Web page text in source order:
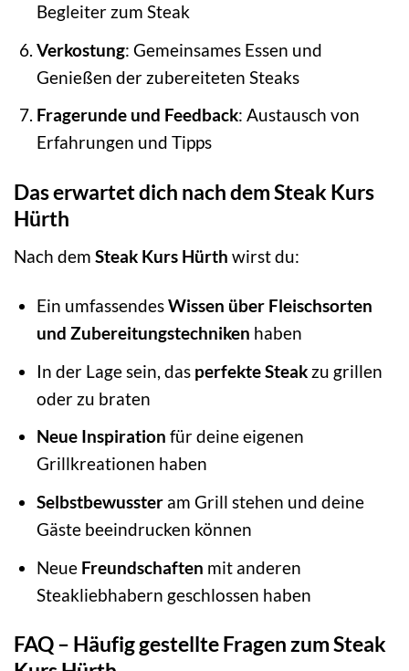
Begleiter zum Steak
Verkostung: Gemeinsames Essen und
Genießen der zubereiteten Steaks
Fragerunde und Feedback: Austausch von
Erfahrungen und Tipps
Das erwartet dich nach dem Steak Kurs
Hürth
Nach dem Steak Kurs Hürth wirst du:
Ein umfassendesWissen über Fleischsorten
und Zubereitungstechniken haben
In der Lage sein, das perfekte Steakzu grillen
oder zu braten
Neue Inspiration für deine eigenen
Grillkreationen haben
Selbstbewussteram Grill stehen und deine
Gäste beeindrucken können
Neue Freundschaften mit anderen
Steakliebhabern geschlossen haben
FAQ – Häufig gestellte Fragen zum Steak